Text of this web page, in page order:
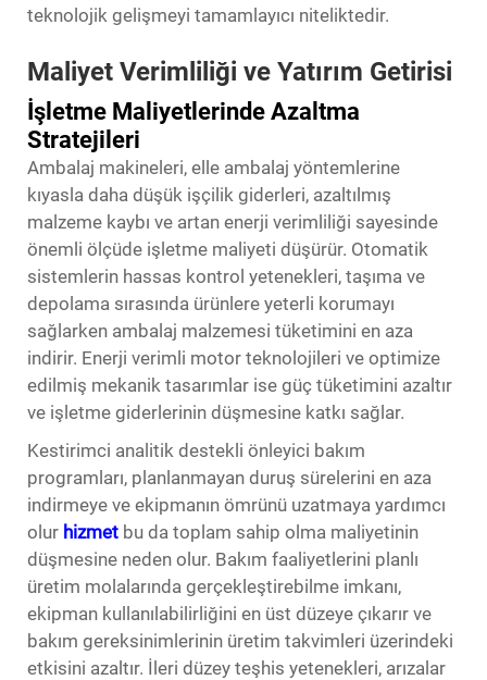
teknolojik gelişmeyi tamamlayıcı niteliktedir.
Maliyet Verimliliği ve Yatırım Getirisi
İşletme Maliyetlerinde Azaltma
Stratejileri
Ambalaj makineleri, elle ambalaj yöntemlerine
kıyasla daha düşük işçilik giderleri, azaltılmış
malzeme kaybı ve artan enerji verimliliği sayesinde
önemli ölçüde işletme maliyeti düşürür. Otomatik
sistemlerin hassas kontrol yetenekleri, taşıma ve
depolama sırasında ürünlere yeterli korumayı
sağlarken ambalaj malzemesi tüketimini en aza
indirir. Enerji verimli motor teknolojileri ve optimize
edilmiş mekanik tasarımlar ise güç tüketimini azaltır
ve işletme giderlerinin düşmesine katkı sağlar.
Kestirimci analitik destekli önleyici bakım
programları, planlanmayan duruş sürelerini en aza
indirmeye ve ekipmanın ömrünü uzatmaya yardımcı
olur hizmet bu da toplam sahip olma maliyetinin
düşmesine neden olur. Bakım faaliyetlerini planlı
üretim molalarında gerçekleştirebilme imkanı,
ekipman kullanılabilirliğini en üst düzeye çıkarır ve
bakım gereksinimlerinin üretim takvimleri üzerindeki
etkisini azaltır. İleri düzey teşhis yetenekleri, arızalar